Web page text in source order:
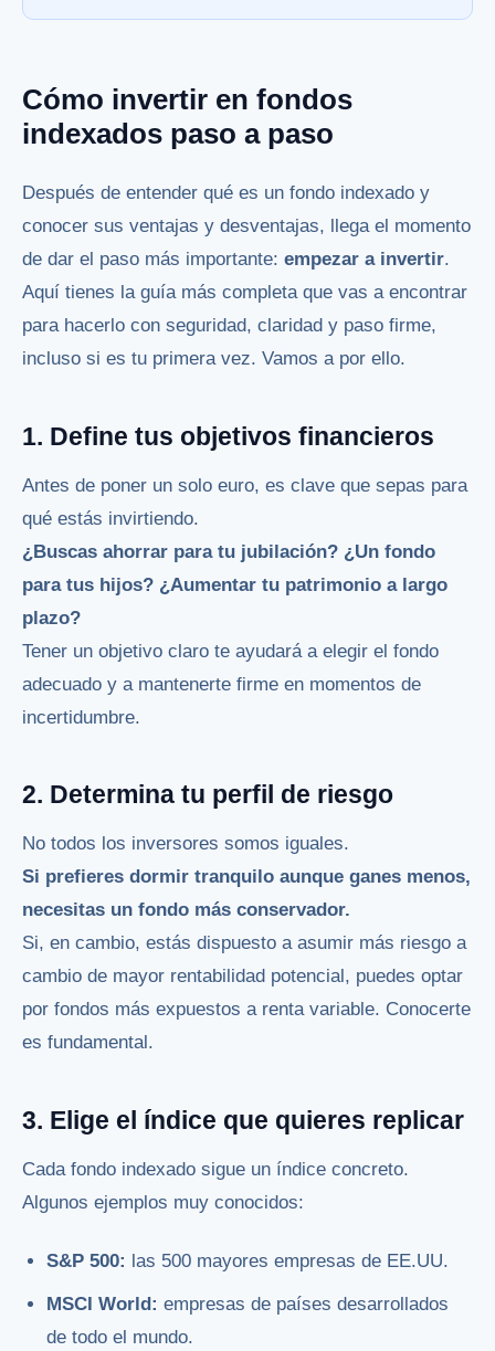
Cómo invertir en fondos
indexados paso a paso
Después de entender qué es un fondo indexado y
conocer sus ventajas y desventajas, llega el momento
de dar el paso más importante: empezar a invertir.
Aquí tienes la guía más completa que vas a encontrar
para hacerlo con seguridad, claridad y paso firme,
incluso si es tu primera vez. Vamos a por ello.
1. Define tus objetivos financieros
Antes de poner un solo euro, es clave que sepas para
qué estás invirtiendo.
¿Buscas ahorrar para tu jubilación? ¿Un fondo
para tus hijos? ¿Aumentar tu patrimonio a largo
plazo?
Tener un objetivo claro te ayudará a elegir el fondo
adecuado y a mantenerte firme en momentos de
incertidumbre.
2. Determina tu perfil de riesgo
No todos los inversores somos iguales.
Si prefieres dormir tranquilo aunque ganes menos,
necesitas un fondo más conservador.
Si, en cambio, estás dispuesto a asumir más riesgo a
cambio de mayor rentabilidad potencial, puedes optar
por fondos más expuestos a renta variable. Conocerte
es fundamental.
3. Elige el índice que quieres replicar
Cada fondo indexado sigue un índice concreto.
Algunos ejemplos muy conocidos:
S&P 500: las 500 mayores empresas de EE.UU.
MSCI World: empresas de países desarrollados
de todo el mundo.